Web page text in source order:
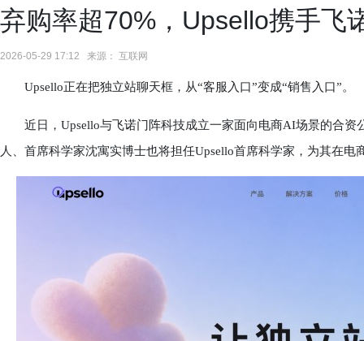
弃购率超70%，Upsello携手飞
2026-05-29 17:12 来源： 互联网
Upsello正在把独立站聊天框，从“客服入口”变成“销售入口”。
近日，Upsello与飞诺门阵科技成立一家面向电商AI场景的合资
人、首席科学家沈寓实博士也将担任Upsello首席科学家，为其在